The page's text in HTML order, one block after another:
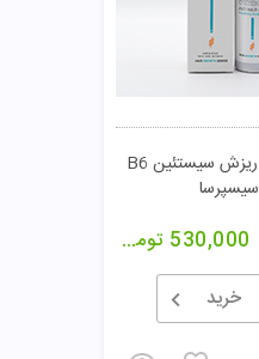
تونیک ضد ریزش سیستئین B6
سیسپرسا
530,000 تومان
خرید